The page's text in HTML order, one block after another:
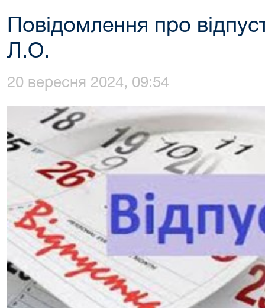
Повідомлення про
Л.О.
20 вересня 2024, 09:54